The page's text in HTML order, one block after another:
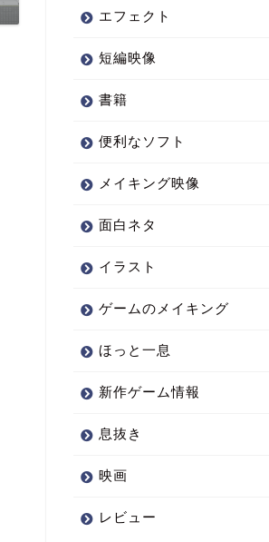
エフェクト
短編映像
書籍
便利なソフト
メイキング映像
面白ネタ
イラスト
ゲームのメイキング
ほっと一息
新作ゲーム情報
息抜き
映画
レビュー